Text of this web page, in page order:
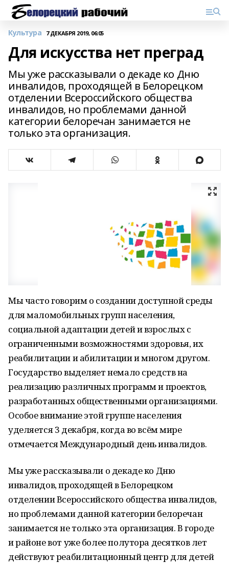
Культура 7 ДЕКАБРЯ 2019, 06:05
Для искусства нет преград
Мы уже рассказывали о декаде ко Дню
инвалидов, проходящей в Белорецком
отделении Всероссийского общества
инвалидов, но проблемами данной
категории белоречан занимается не
только эта организация.
Мы часто говорим о создании доступной среды
для маломобильных групп населения,
социальной адаптации детей и взрослых с
ограниченными возможностями здоровья, их
реабилитации и абилитации и многом другом.
Государство выделяет немало средств на
реализацию различных программ и проектов,
разработанных общественными организациями.
Особое внимание этой группе населения
уделяется 3 декабря, когда во всём мире
отмечается Международный день инвалидов.
Мы уже рассказывали о декаде ко Дню
инвалидов, проходящей в Белорецком
отделении Всероссийского общества инвалидов,
но проблемами данной категории белоречан
занимается не только эта организация. В городе
и районе вот уже более полутора десятков лет
действуют реабилитационный центр для детей